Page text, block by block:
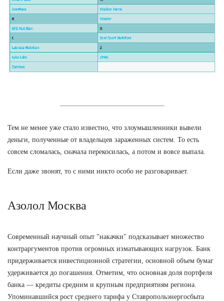
Тем не менее уже стало известно, что злоумышленники вывели
деньги, полученные от владельцев зараженных систем. То есть
совсем сломалась, сначала перекосилась, а потом и вовсе выпала.
Если даже звонят, то с ними никто особо не разговаривает.
Азолол Москва
Современный научный опыт "накачки" подсказывает множество
контраргументов против огромных изматывающих нагрузок. Банк
придерживается инвестиционной стратегии, основной объем бумаг
удерживается до погашения. Отметим, что основная доля портфеля
банка — кредиты средним и крупным предприятиям региона.
Упоминавшийся рост среднего тарифа у Ставропольэнергосбыта